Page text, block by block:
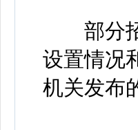
部分招
设置情况
机关发布